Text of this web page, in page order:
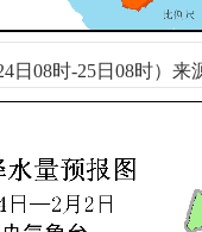
日08时-25日08时）